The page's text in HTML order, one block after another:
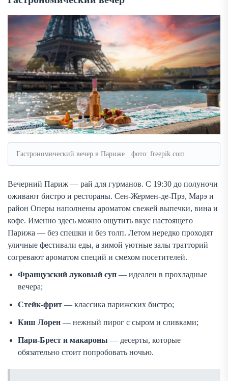
Гастрономический вечер в Париже · фото: freepik.com
Вечерний Париж — рай для гурманов. С 19:30 до полуночи
оживают бистро и рестораны. Сен-Жермен-де-Прэ, Марэ и
район Оперы наполнены ароматом свежей выпечки, вина и
кофе. Именно здесь можно ощутить вкус настоящего
Парижа — без спешки и без толп. Летом нередко проходят
уличные фестивали еды, а зимой уютные залы тратторий
согревают ароматом специй и смехом посетителей.
Французский луковый суп — идеален в прохладные
вечера;
Стейк-фрит — классика парижских бистро;
Киш Лорен — нежный пирог с сыром и сливками;
Пари-Брест и макароны — десерты, которые
обязательно стоит попробовать ночью.